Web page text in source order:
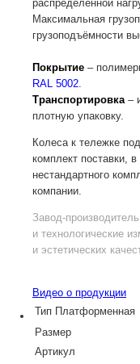
распределенной
Максимальная
грузоподъёмности
Покрытие –
RAL 5002.
Транспортировка–
плотную упаковку.
Колеса к тележке
комплект поставки,
нестандартного
компании.
Завод-производитель
и технологические
и эстетических
Видео о продукции
Тип Платформенная
Размер
Артикул